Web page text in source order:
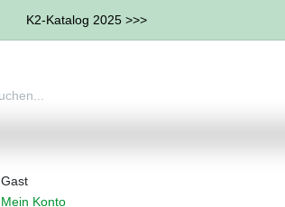
K2-Katalog 2025 >>>
Gast
Mein Konto